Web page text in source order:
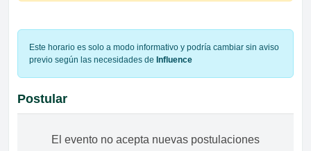
Este horario es solo a modo informativo y podría cambiar sin aviso
previo según las necesidades de Influence
Postular
El evento no acepta nuevas postulaciones